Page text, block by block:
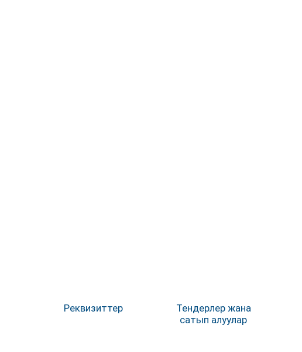
Реквизиттер
Тендерлер жана
сатып алуулар